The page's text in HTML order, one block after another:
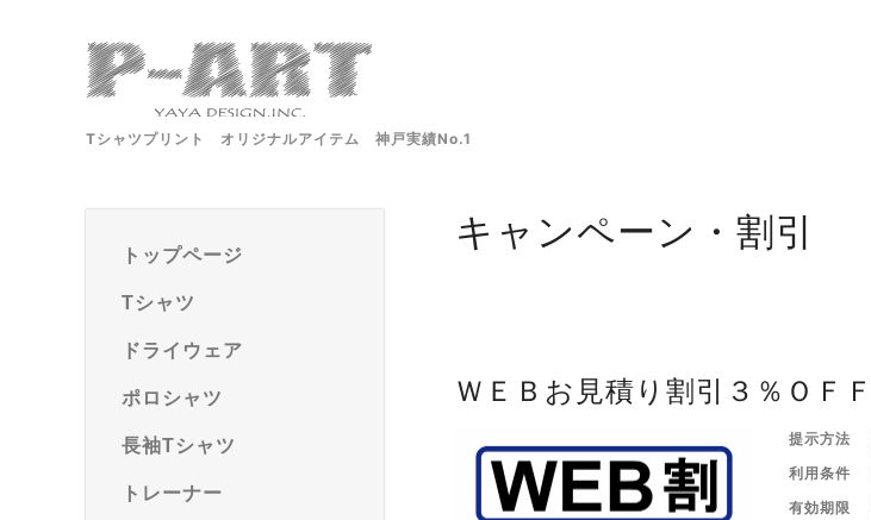
Tシャツプリント オリジナルアイテム 神戸実績No.1
トップページ
Tシャツ
ドライウェア
ポロシャツ
長袖Tシャツ
トレーナー
キャンペーン・割引
ＷＥＢお見積り割引３％ＯＦＦ
提示方法
利用条件
有効期限